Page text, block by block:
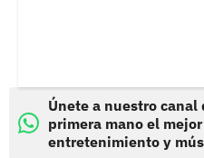
Únete a nuestro
primera mano el
entretenimiento y